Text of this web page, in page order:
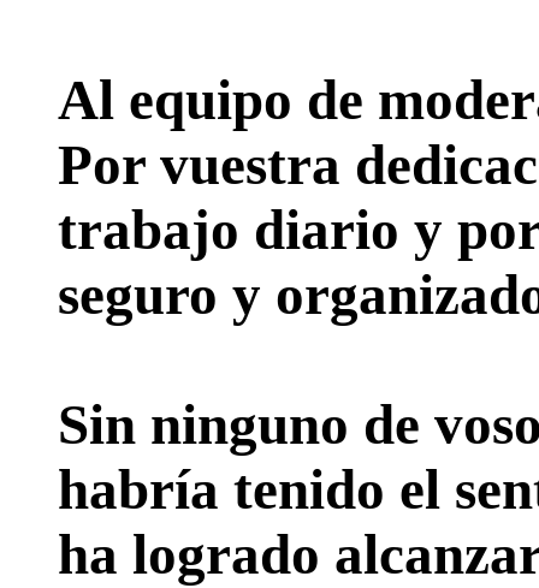
Al equipo de
Por vuestra
trabajo diario y por
seguro y
Sin ninguno de
habría tenido el
ha logrado